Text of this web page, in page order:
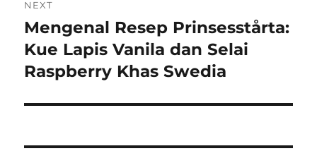
NEXT
Next
post:
Mengenal Resep Prinsesstårta:
Kue Lapis Vanila dan Selai
Raspberry Khas Swedia